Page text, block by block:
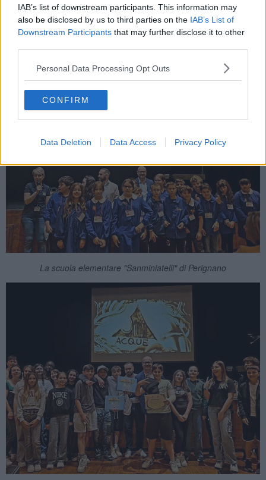
IAB’s list of downstream participants. This information may
also be disclosed by us to third parties on the IAB’s List of
Downstream Participants that may further disclose it to other
Personal Data Processing Opt Outs
CONFIRM
Data Deletion Data Access Privacy Policy
La scuola elementare "Sanminiatelli" di Perignano